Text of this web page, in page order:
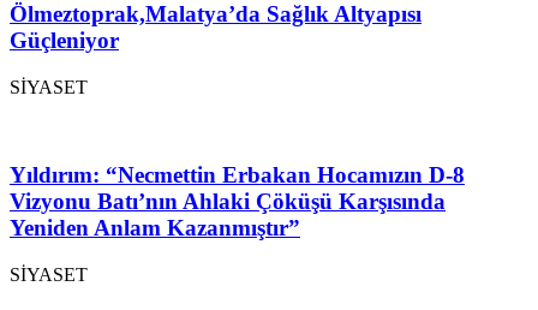
Ölmeztoprak,Malatya’da Sağlık Altyapısı
Güçleniyor
SİYASET
Yıldırım: “Necmettin Erbakan Hocamızın D-8
Vizyonu Batı’nın Ahlaki Çöküşü Karşısında
Yeniden Anlam Kazanmıştır”
SİYASET